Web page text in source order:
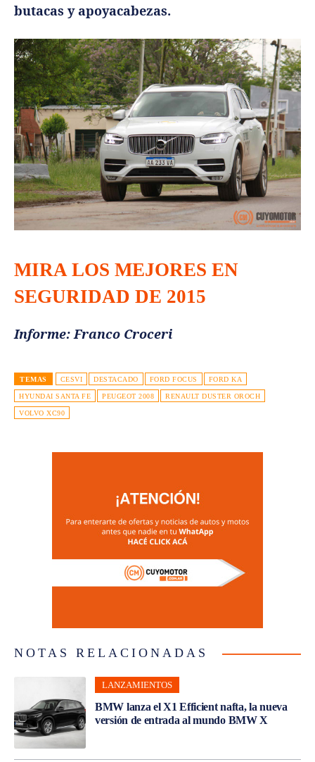
butacas y apoyacabezas.
MIRA LOS MEJORES EN
SEGURIDAD DE 2015
Informe: Franco Croceri
TEMAS CESVI DESTACADO FORD FOCUS FORD KA
HYUNDAI SANTA FE PEUGEOT 2008 RENAULT DUSTER OROCH
VOLVO XC90
NOTAS RELACIONADAS
LANZAMIENTOS
BMW lanza el X1 Efficient nafta, la nueva
versión de entrada al mundo BMW X